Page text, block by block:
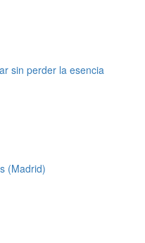
sin perder la esencia
(Madrid)